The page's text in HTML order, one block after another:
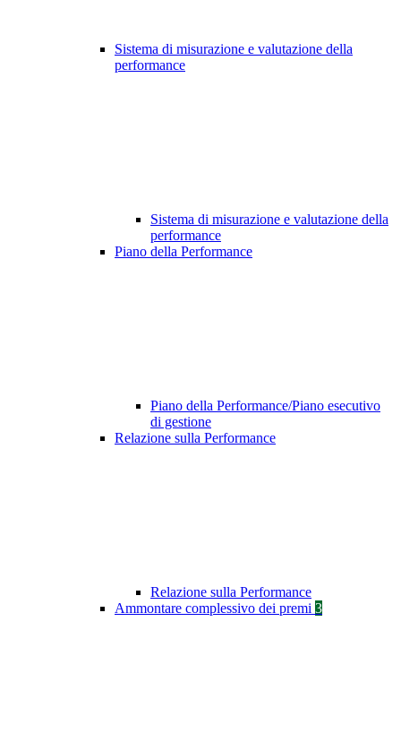
Sistema di misurazione e valutazione della
performance
Sistema di misurazione e valutazione della
performance
Piano della Performance
Piano della Performance/Piano esecutivo
di gestione
Relazione sulla Performance
Relazione sulla Performance
Ammontare complessivo dei premi 3